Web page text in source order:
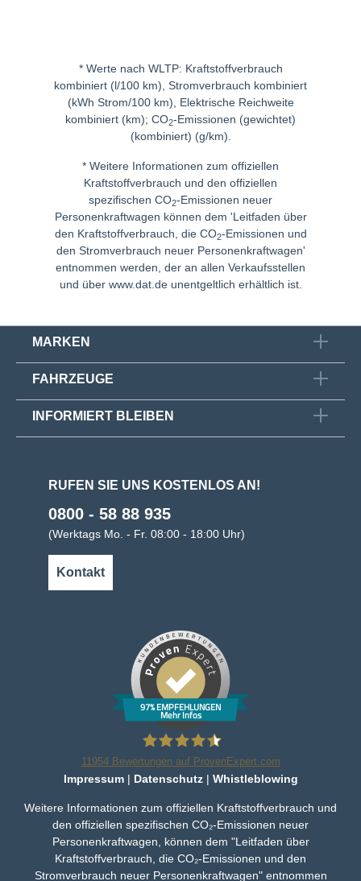
* Werte nach WLTP: Kraftstoffverbrauch
kombiniert (l/100 km), Stromverbrauch kombiniert
(kWh Strom/100 km), Elektrische Reichweite
kombiniert (km); CO2-Emissionen (gewichtet)
(kombiniert) (g/km).
* Weitere Informationen zum offiziellen
Kraftstoffverbrauch und den offiziellen
spezifischen CO2-Emissionen neuer
Personenkraftwagen können dem 'Leitfaden über
den Kraftstoffverbrauch, die CO2-Emissionen und
den Stromverbrauch neuer Personenkraftwagen'
entnommen werden, der an allen Verkaufsstellen
und über www.dat.deunentgeltlich erhältlich ist.
MARKEN
FAHRZEUGE
INFORMIERT BLEIBEN
RUFEN SIE UNS KOSTENLOS AN!
0800 - 58 88 935
(Werktags Mo. - Fr. 08:00 - 18:00 Uhr)
Kontakt
97% EMPFEHLUNGEN
Mehr Infos
Bleker Gruppe
11954Bewertungen auf ProvenExpert.com
Impressum| Datenschutz| Whistleblowing
Weitere Informationen zum offiziellen Kraftstoffverbrauch und
den offiziellen spezifischen CO₂-Emissionen neuer
Personenkraftwagen, können dem "Leitfaden über
Kraftstoffverbrauch, die CO₂-Emissionen und den
Stromverbrauch neuer Personenkraftwagen" entnommen